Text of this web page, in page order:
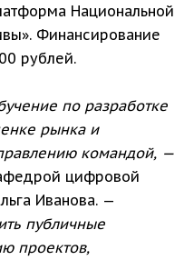
Национальной
Финансирование
рублей.
по разработке
рынка и
командой, —
цифровой
Иванова. —
публичные
проектов,